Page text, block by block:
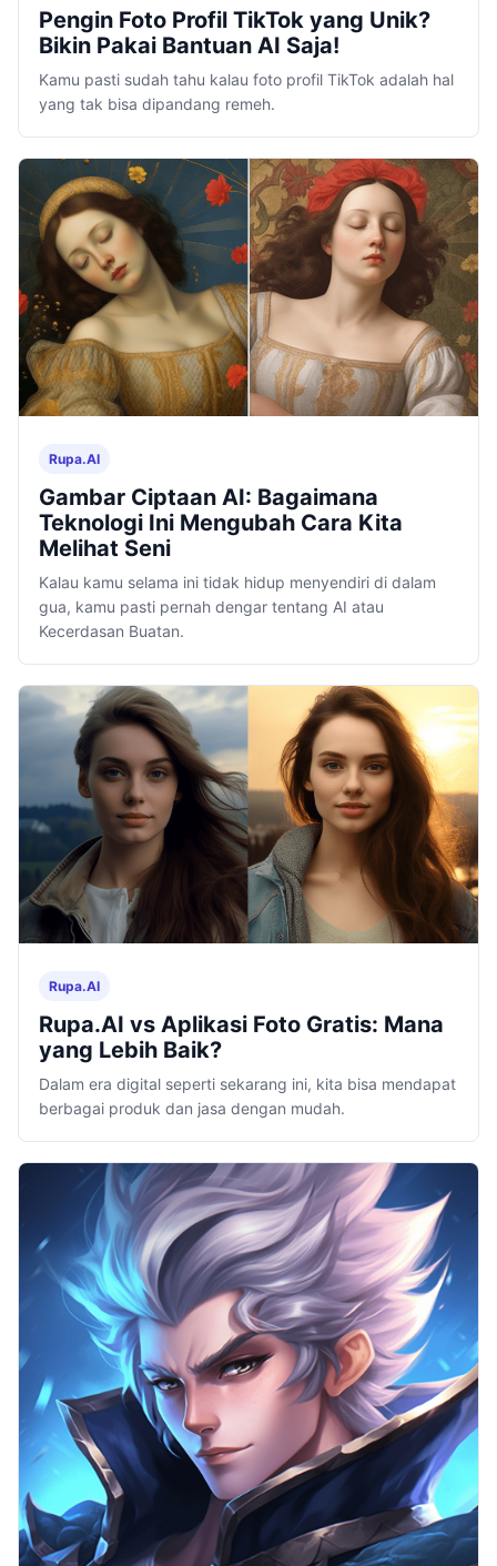
Pengin Foto Profil TikTok yang Unik?
Bikin Pakai Bantuan AI Saja!
Kamu pasti sudah tahu kalau foto profil TikTok adalah hal
yang tak bisa dipandang remeh.
Rupa.AI
Gambar Ciptaan AI: Bagaimana
Teknologi Ini Mengubah Cara Kita
Melihat Seni
Kalau kamu selama ini tidak hidup menyendiri di dalam
gua, kamu pasti pernah dengar tentang AI atau
Kecerdasan Buatan.
Rupa.AI
Rupa.AI vs Aplikasi Foto Gratis: Mana
yang Lebih Baik?
Dalam era digital seperti sekarang ini, kita bisa mendapat
berbagai produk dan jasa dengan mudah.